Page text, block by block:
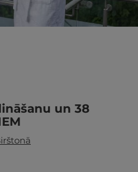
un 38